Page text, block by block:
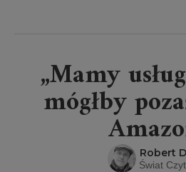
„Mamy
mógłby
Robert
Świat